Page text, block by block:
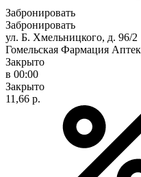
Забронировать
Забронировать
ул. Б. Хмельницкого, д. 96/2
Гомельская Фармация
Закрыто
в 00:00
Закрыто
11,66 р.